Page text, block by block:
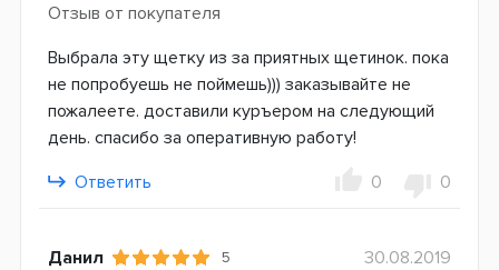
Отзыв от покупателя
Выбрала эту щетку из за приятных щетинок. пока
не попробуешь не поймешь))) заказывайте не
пожалеете. доставили куръером на следующий
день. спасибо за оперативную работу!
Ответить
0 0
Данил 5 30.08.2019